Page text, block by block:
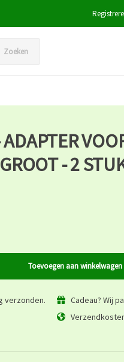
Zoeken
- 2
Toevoegen aan winkelwagen
verzonden.
Cadeau? Wij